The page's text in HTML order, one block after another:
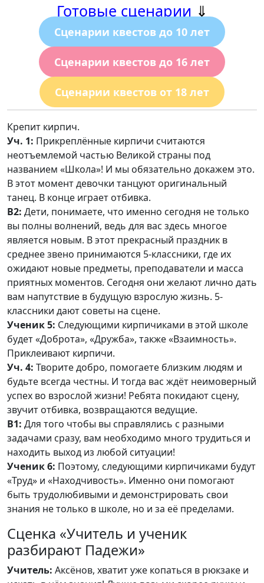
Готовые сценарии ⇓
Сценарии квестов до 10 лет
Сценарии квестов до 16 лет
Сценарии квестов от 18 лет
Крепит кирпич.
Уч. 1: Прикреплённые кирпичи считаются
неотъемлемой частью Великой страны под
названием «Школа»! И мы обязательно докажем это.
В этот момент девочки танцуют оригинальный
танец. В конце играет отбивка.
В2: Дети, понимаете, что именно сегодня не только
вы полны волнений, ведь для вас здесь многое
является новым. В этот прекрасный праздник в
среднее звено принимаются 5-классники, где их
ожидают новые предметы, преподаватели и масса
приятных моментов. Сегодня они желают лично дать
вам напутствие в будущую взрослую жизнь. 5-
классники дают советы на сцене.
Ученик 5: Следующими кирпичиками в этой школе
будет «Доброта», «Дружба», также «Взаимность».
Приклеивают кирпичи.
Уч. 4: Творите добро, помогаете близким людям и
будьте всегда честны. И тогда вас ждёт неимоверный
успех во взрослой жизни! Ребята покидают сцену,
звучит отбивка, возвращаются ведущие.
В1: Для того чтобы вы справлялись с разными
задачами сразу, вам необходимо много трудиться и
находить выход из любой ситуации!
Ученик 6: Поэтому, следующими кирпичиками будут
«Труд» и «Находчивость». Именно они помогают
быть трудолюбивыми и демонстрировать свои
знания не только в школе, но и за её пределами.
Сценка «Учитель и ученик
разбирают Падежи»
Учитель: Аксёнов, хватит уже копаться в рюкзаке и